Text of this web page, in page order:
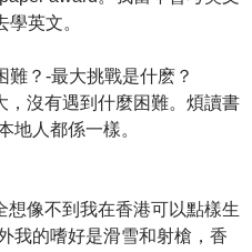
英文。
難？-最大挑戰是什麽？
，沒有遇到什麼困難。煩讀書
地人都係一樣。
像不到我在香港可以點樣生
我的嗜好是滑雪和射槍，香